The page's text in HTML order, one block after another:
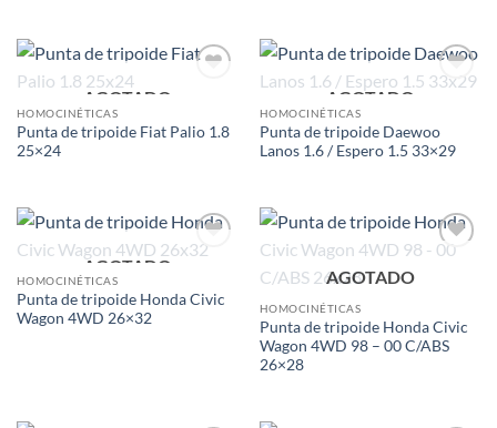
AGOTADO
HOMOCINÉTICAS
Punta de tripoide Fiat Palio 1.8
25×24
AGOTADO
HOMOCINÉTICAS
Punta de tripoide Daewoo
Lanos 1.6 / Espero 1.5 33×29
AGOTADO
HOMOCINÉTICAS
Punta de tripoide Honda Civic
Wagon 4WD 26×32
AGOTADO
HOMOCINÉTICAS
Punta de tripoide Honda Civic
Wagon 4WD 98 – 00 C/ABS
26×28